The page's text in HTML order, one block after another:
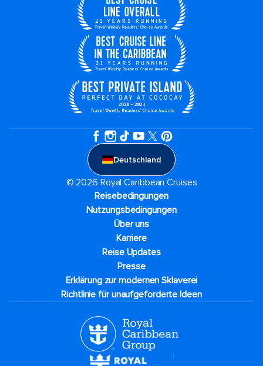
Deutschland
© 2026 Royal Caribbean Cruises
Reisebedingungen
Nutzungsbedingungen
Über uns
Karriere​
Reise Updates​
Presse
Erklärung zur modernen Sklaverei
Richtlinie für unaufgeforderte Ideen